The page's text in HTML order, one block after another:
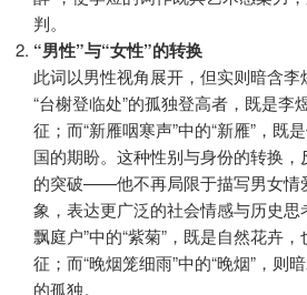
判。
“男性”与“女性”的转换
此词以男性视角展开，但实则暗含李
“台榭登临处”的孤独登高者，既是李
征；而“新雁咽寒声”中的“新雁”，既
国的期盼。这种性别与身份的转换
的突破——他不再局限于描写男女情
象，表达更广泛的社会情感与历史思
飘庭户”中的“紫菊”，既是自然花卉
征；而“晚烟笼细雨”中的“晚烟”，则
的孤独。